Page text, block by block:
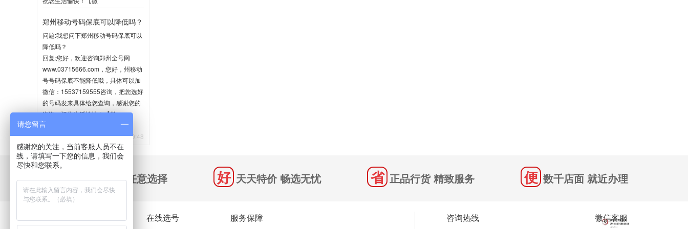
2020-06-02 10:35
郑州移动号码保底可以降低吗？
问题:我想问下郑州移动号码保底可以
降低吗？
回复:您好，欢迎咨询郑州全号网
www.03715666.com，您好，州移动
号号码保底不能降低哦，具体可以加
微信：15537159555咨询，把您选好
的号码发来具体给您查询，感谢您的
咨询，祝您生活愉快！【微
信:15537159555】
2020-05-21 10:48
千万号码 任意选择 天天特价 畅选无忧 正品行货 精致服务 数千店面 就近办理
关于我们 在线选号 服务保障 微信客服
咨询热线
请您留言
感谢您的关注，当前客服人员不在
线，请填写一下您的信息，我们会
尽快和您联系。